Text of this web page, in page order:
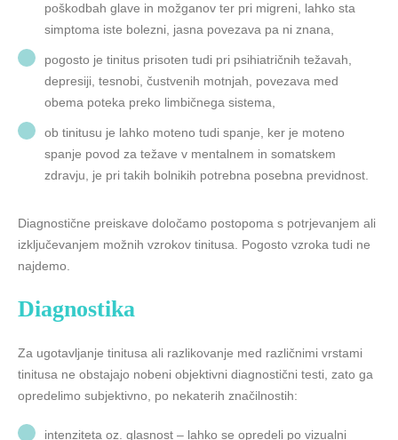
poškodbah glave in možganov ter pri migreni, lahko sta
simptoma iste bolezni, jasna povezava pa ni znana,
pogosto je tinitus prisoten tudi pri psihiatričnih težavah,
depresiji, tesnobi, čustvenih motnjah, povezava med
obema poteka preko limbičnega sistema,
ob tinitusu je lahko moteno tudi spanje, ker je moteno
spanje povod za težave v mentalnem in somatskem
zdravju, je pri takih bolnikih potrebna posebna previdnost.
Diagnostične preiskave določamo postopoma s potrjevanjem ali
izključevanjem možnih vzrokov tinitusa. Pogosto vzroka tudi ne
najdemo.
Diagnostika
Za ugotavljanje tinitusa ali razlikovanje med različnimi vrstami
tinitusa ne obstajajo nobeni objektivni diagnostični testi, zato ga
opredelimo subjektivno, po nekaterih značilnostih:
intenziteta oz. glasnost – lahko se opredeli po vizualni